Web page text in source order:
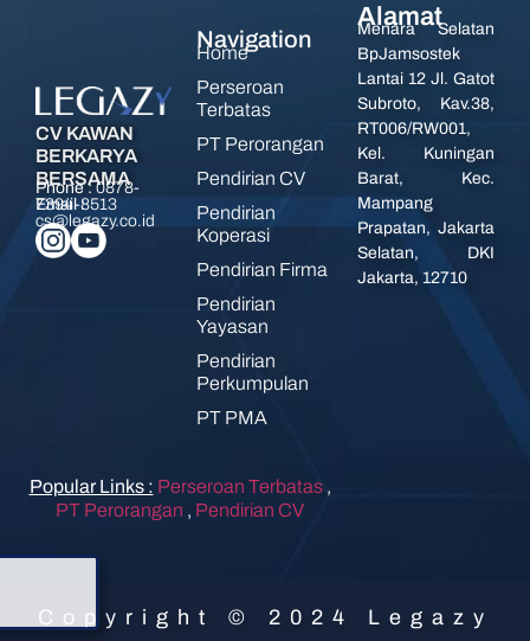
CV KAWAN
BERKARYA
BERSAMA
Phone :0878-
7394-8513
Email :
cs@legazy.co.id
Navigation
Home
Perseroan
Terbatas
PT Perorangan
Pendirian CV
Pendirian
Koperasi
Pendirian Firma
Pendirian
Yayasan
Pendirian
Perkumpulan
PT PMA
Alamat
Menara Selatan
BpJamsostek
Lantai 12 Jl. Gatot
Subroto, Kav.38,
RT006/RW001,
Kel. Kuningan
Barat, Kec.
Mampang
Prapatan, Jakarta
Selatan, DKI
Jakarta, 12710
Popular Links : Perseroan Terbatas ,
PT Perorangan , Pendirian CV
Copyright © 2024 Legazy